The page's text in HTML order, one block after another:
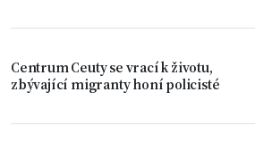
Centrum Ceuty se vrací k životu,
zbývající migranty honí policisté